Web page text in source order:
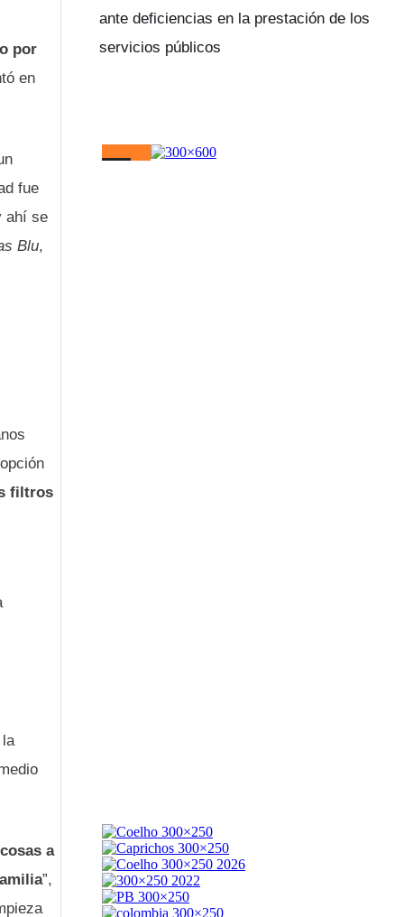
por
en
fue
ahí se
Blu,
filtros
a
”,
ante deficiencias en la prestación de los
servicios públicos